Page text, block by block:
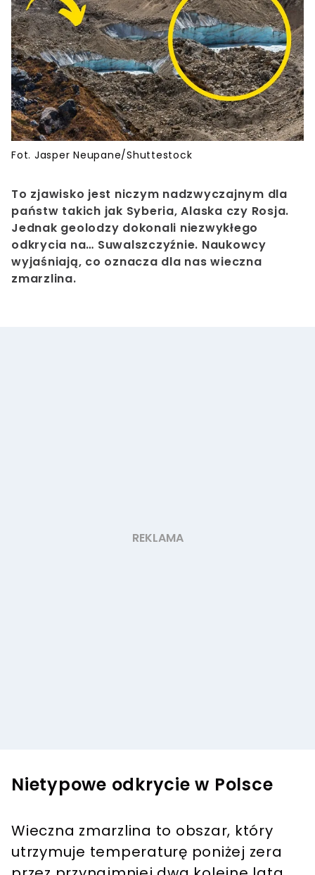
Fot. Jasper Neupane/Shuttestock
To zjawisko jest niczym nadzwyczajnym dla
państw takich jak Syberia, Alaska czy Rosja.
Jednak geolodzy dokonali niezwykłego
odkrycia na… Suwalszczyźnie. Naukowcy
wyjaśniają, co oznacza dla nas wieczna
zmarzlina.
Nietypowe odkrycie w Polsce
Wieczna zmarzlina to obszar, który
utrzymuje temperaturę poniżej zera